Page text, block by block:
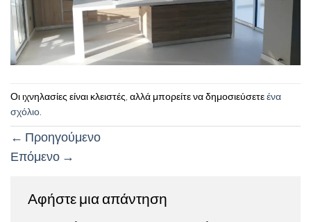
Οι ιχνηλασίες είναι κλειστές, αλλά μπορείτε να δημοσιεύσετεένα
σχόλιο
← Προηγούμενο
Επόμενο →
Αφήστε μια απάντηση